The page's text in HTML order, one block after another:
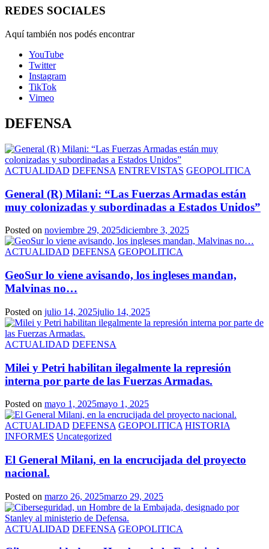
REDES SOCIALES
Aquí también nos podés encontrar
YouTube
Twitter
Instagram
TikTok
Vimeo
DEFENSA
ACTUALIDAD DEFENSA ENTREVISTAS GEOPOLITICA
General (R) Milani: “Las Fuerzas Armadas están
muy colonizadas y subordinadas a Estados Unidos”
Posted on noviembre 29, 2025diciembre 3, 2025
ACTUALIDAD DEFENSA GEOPOLITICA
GeoSur lo viene avisando, los ingleses mandan,
Malvinas no…
Posted on julio 14, 2025julio 14, 2025
ACTUALIDAD DEFENSA
Milei y Petri habilitan ilegalmente la represión
interna por parte de las Fuerzas Armadas.
Posted on mayo 1, 2025mayo 1, 2025
ACTUALIDAD DEFENSA GEOPOLITICA HISTORIA
INFORMES Uncategorized
El General Milani, en la encrucijada del proyecto
nacional.
Posted on marzo 26, 2025marzo 29, 2025
ACTUALIDAD DEFENSA GEOPOLITICA